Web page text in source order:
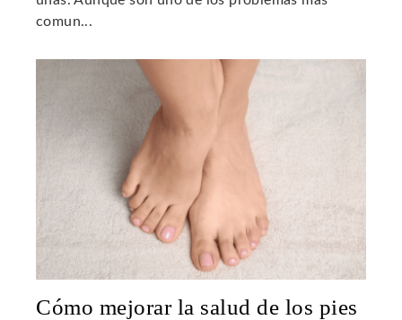
comun...
Cómo mejorar la salud de los pies